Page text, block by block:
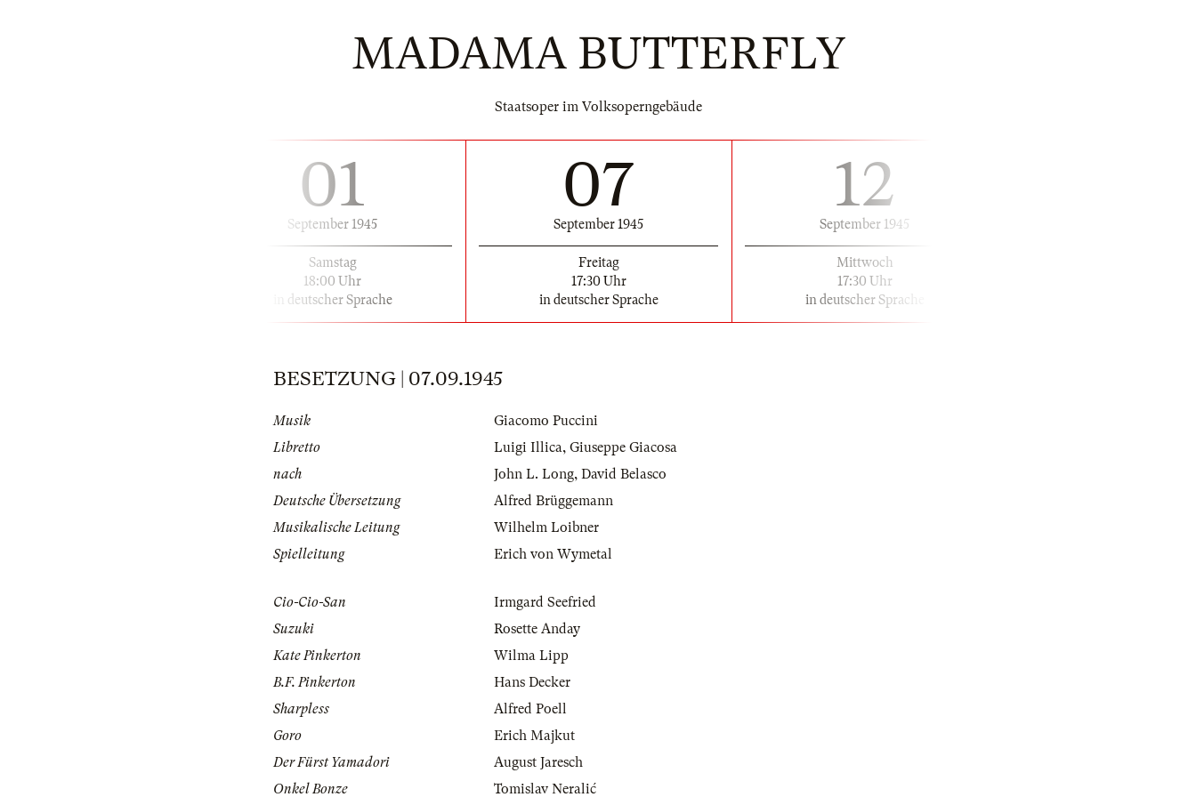
MADAMA BUTTERFLY
Staatsoper im Volksoperngebäude
01
September 1945
Samstag
18:00 Uhr
in deutscher Sprache
07
September 1945
Freitag
17:30 Uhr
in deutscher Sprache
12
September 1945
Mittwoch
17:30 Uhr
in deutscher Sprache
BESETZUNG | 07.09.1945
Musik
Giacomo Puccini
Libretto
Luigi Illica, Giuseppe Giacosa
nach
John L. Long, David Belasco
Deutsche Übersetzung
Alfred Brüggemann
Musikalische Leitung
Wilhelm Loibner
Spielleitung
Erich von Wymetal
Cio-Cio-San
Irmgard Seefried
Suzuki
Rosette Anday
Kate Pinkerton
Wilma Lipp
B.F. Pinkerton
Hans Decker
Sharpless
Alfred Poell
Goro
Erich Majkut
Der Fürst Yamadori
August Jaresch
Onkel Bonze
Tomislav Neralić